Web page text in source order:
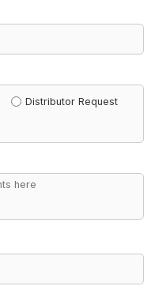
Distributor Request